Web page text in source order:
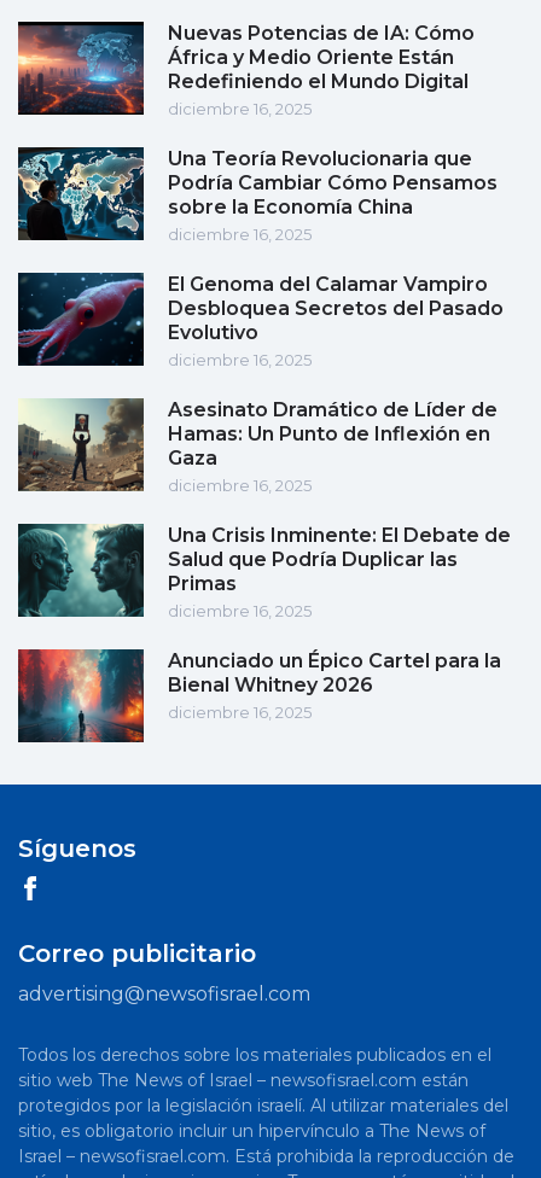
Nuevas Potencias de IA: Cómo
África y Medio Oriente Están
Redefiniendo el Mundo Digital
diciembre 16, 2025
Una Teoría Revolucionaria que
Podría Cambiar Cómo Pensamos
sobre la Economía China
diciembre 16, 2025
El Genoma del Calamar Vampiro
Desbloquea Secretos del Pasado
Evolutivo
diciembre 16, 2025
Asesinato Dramático de Líder de
Hamas: Un Punto de Inflexión en
Gaza
diciembre 16, 2025
Una Crisis Inminente: El Debate de
Salud que Podría Duplicar las
Primas
diciembre 16, 2025
Anunciado un Épico Cartel para la
Bienal Whitney 2026
diciembre 16, 2025
Síguenos
Correo publicitario
advertising@newsofisrael.com
Todos los derechos sobre los materiales publicados en el
sitio web The News of Israel – newsofisrael.com están
protegidos por la legislación israelí. Al utilizar materiales del
sitio, es obligatorio incluir un hipervínculo a The News of
Israel – newsofisrael.com. Está prohibida la reproducción de